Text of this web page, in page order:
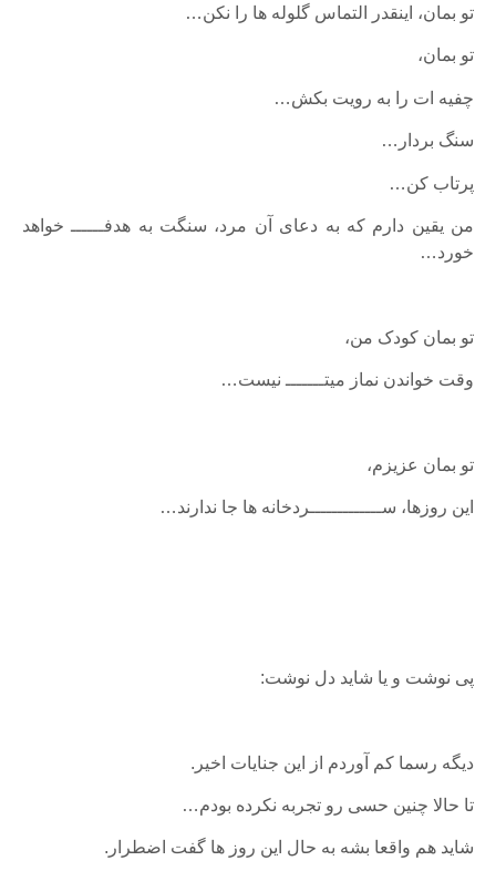
تو بمان، اینقدر التماس گلوله ها را نکن…
تو بمان،
چفیه ات را به رویت بکش…
سنگ بردار…
پرتاب کن…
من یقین دارم که به دعای آن مرد، سنگت به هدفــــــ خواهد
خورد…
تو بمان کودک من،
وقت خواندن نماز میتـــــــ نیست…
تو بمان عزیزم،
این روزها، ســـــــــــــردخانه ها جا ندارند…
پی نوشت و یا شاید دل نوشت:
دیگه رسما کم آوردم از این جنایات اخیر.
تا حالا چنین حسی رو تجربه نکرده بودم…
شاید هم واقعا بشه به حال این روز ها گفت اضطرار.